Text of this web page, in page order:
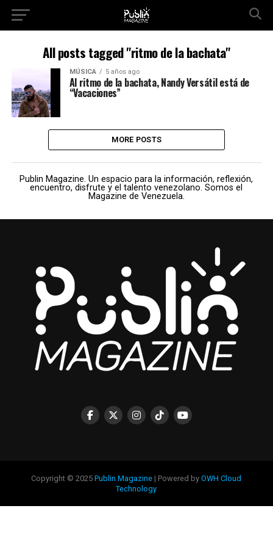
All posts tagged "ritmo de la bachata"
MÚSICA 5 años ago
Al ritmo de la bachata, Nandy Versátil está de
“Vacaciones”
MORE POSTS
Publin Magazine. Un espacio para la información, reflexión,
encuentro, disfrute y el talento venezolano. Somos el
Magazine de Venezuela.
Copyright © 2025Publin Magazine | Powered byOWH Cloud
Technology